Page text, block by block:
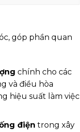
góp phần quan
chính cho các
và điều hòa
hiệu suất làm việc
điện trong xây